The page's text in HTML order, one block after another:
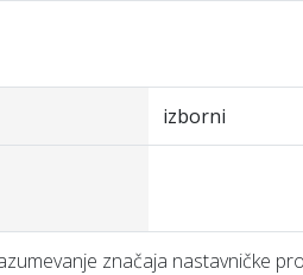
izborni
značaja nastavničke